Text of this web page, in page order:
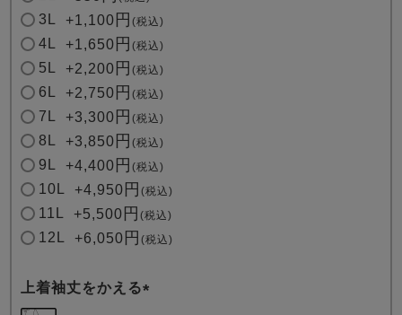
3L +1,100 税込
4L +1,650 税込
5L +2,200 税込
6L +2,750 税込
7L +3,300 税込
8L +3,850 税込
9L +4,400 税込
10L +4,950 税込
11L +5,500 税込
12L +6,050 税込
上着袖丈をかえる